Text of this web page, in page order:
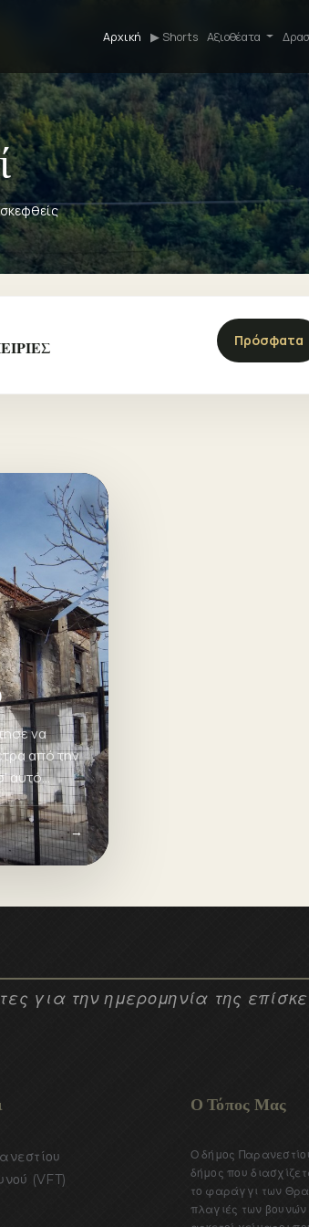
Αρχική ▶ Shorts Αξιοθέατα
Πρόσφατα
να
από την
αυτό
του
καταγωγή.
→
για την ημερομηνία της
(VFT)
Ο Τόπος Μας
Ο δήμος
δήμος που
το φαράγγι των
πλαγιές των βουνών